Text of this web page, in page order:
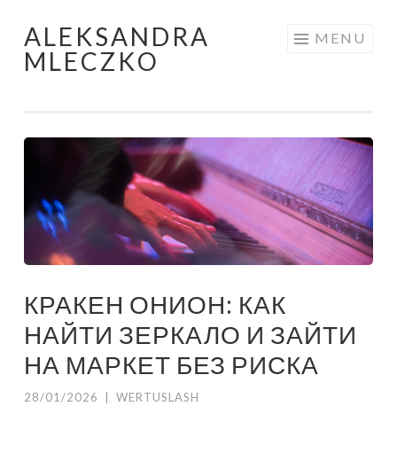
Skip to content
ALEKSANDRA
MLECZKO
MENU
КРАКЕН ОНИОН: КАК
НАЙТИ ЗЕРКАЛО И ЗАЙТИ
НА МАРКЕТ БЕЗ РИСКА
28/01/2026 WERTUSLASH